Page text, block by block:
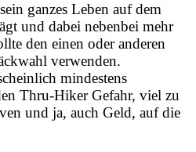
ganzes Leben auf dem
und dabei nebenbei mehr
den einen oder anderen
verwenden.
mindestens
Thru-Hiker Gefahr, viel zu
und ja, auch Geld, auf die